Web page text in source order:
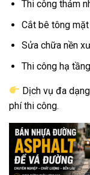
Thi công thảm
Cắt bê tông
Sửa chữa nền
Thi công hạ
Dịch vụ đa
phí thi công.